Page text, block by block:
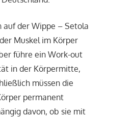
auf der Wippe – Setola
Muskel im Körper
führe ein Work-out
in der Körpermitte,
müssen die
permanent
davon, ob sie mit